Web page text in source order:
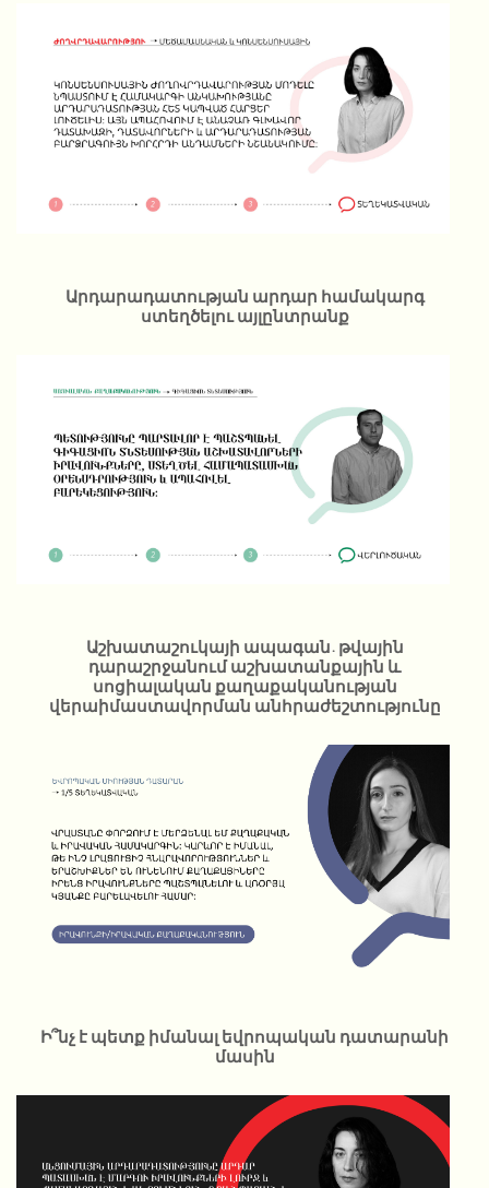
Արդարադատության արդար համակարգ
ստեղծելու այլընտրանք
Աշխատաշուկայի ապագան. թվային
դարաշրջանում աշխատանքային և
սոցիալական քաղաքականության
վերաիմաստավորման անհրաժեշտությունը
Ի՞նչ է պետք իմանալ եվրոպական դատարանի
մասին